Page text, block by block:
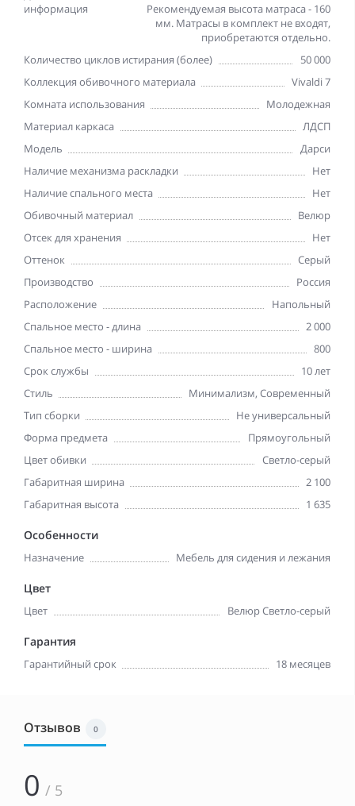
информация
Рекомендуемая высота матраса - 160
мм. Матрасы в комплект не входят,
приобретаются отдельно.
Количество циклов истирания (более)
50 000
Коллекция обивочного материала
Vivaldi 7
Комната использования
Молодежная
Материал каркаса
ЛДСП
Модель
Дарси
Наличие механизма раскладки
Нет
Наличие спального места
Нет
Обивочный материал
Велюр
Отсек для хранения
Нет
Оттенок
Серый
Производство
Россия
Расположение
Напольный
Спальное место - длина
2 000
Спальное место - ширина
800
Срок службы
10 лет
Стиль
Минимализм, Современный
Тип сборки
Не универсальный
Форма предмета
Прямоугольный
Цвет обивки
Светло-серый
Габаритная ширина
2 100
Габаритная высота
1 635
Особенности
Назначение Мебель для сидения и лежания
Цвет
Цвет Велюр Светло-серый
Гарантия
Гарантийный срок 18 месяцев
Отзывов 0
0 / 5